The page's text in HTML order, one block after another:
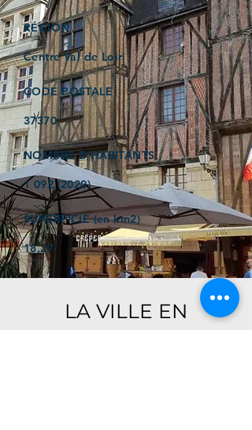
RÉGION
Centre Val de Loir
CODE POSTALE
37370
NOMBRE D'HABITANTS
1 092 (2020)
SUPERFICIE (en km2)
18,27
LA VILLE EN